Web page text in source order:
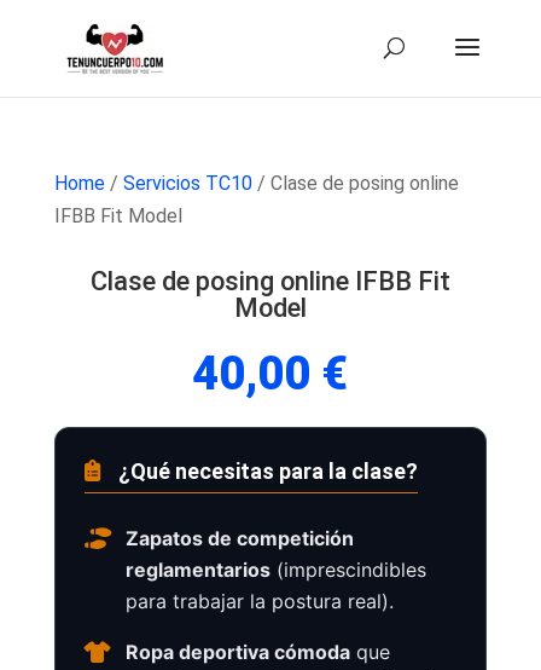
Home/ Servicios TC10/ Clase de posing online
IFBB Fit Model
Clase de posing online IFBB Fit
Model
40,00 €
¿Qué necesitas para la clase?
Zapatos de competición
reglamentarios(imprescindibles
para trabajar la postura real).
Ropa deportiva cómodaque